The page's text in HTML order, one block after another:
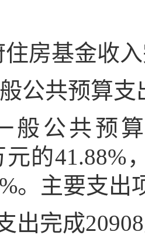
住房基金收
公共预算支
般公共预
元的41.88%
。主要支出
出完成